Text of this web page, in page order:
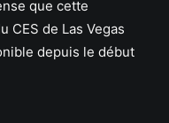
que cette
CES de Las Vegas
depuis le début